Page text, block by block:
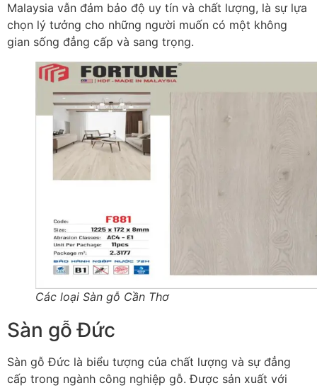
Malaysia vẫn đảm bảo độ uy tín và chất lượng, là sự lựa
chọn lý tưởng cho những người muốn có một không
gian sống đẳng cấp và sang trọng.
Các loại Sàn gỗ Cần Thơ
Sàn gỗ Đức
Sàn gỗ Đức là biểu tượng của chất lượng và sự đẳng
cấp trong ngành công nghiệp gỗ. Được sản xuất với